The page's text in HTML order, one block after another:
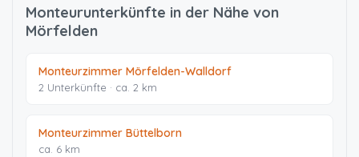
Monteurunterkünfte in der Nähe von
Mörfelden
Monteurzimmer Mörfelden-Walldorf
2 Unterkünfte · ca. 2 km
Monteurzimmer Büttelborn
ca. 6 km